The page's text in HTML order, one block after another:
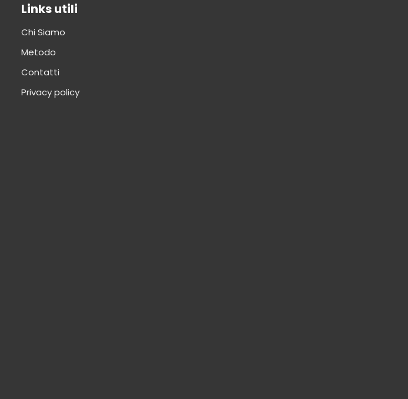
Links utili
Chi Siamo
Metodo
Contatti
Privacy policy